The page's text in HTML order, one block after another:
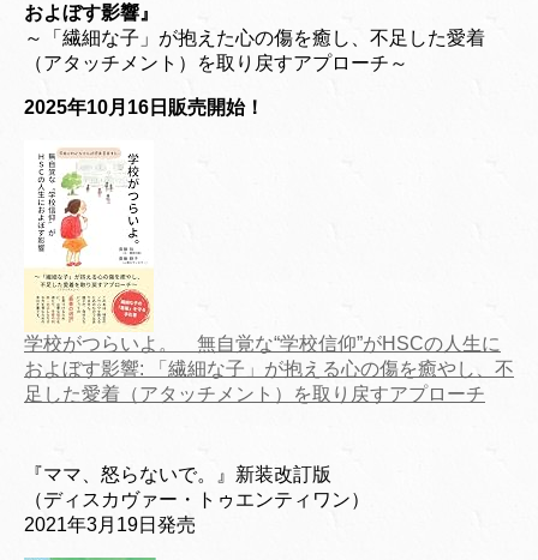
およぼす影響』
～「繊細な子」が抱えた心の傷を癒し、不足した愛着
（アタッチメント）を取り戻すアプローチ～
2025年10月16日販売開始！
学校がつらいよ。 無自覚な“学校信仰”がHSCの人生に
およぼす影響: 「繊細な子」が抱える心の傷を癒やし、不
足した愛着（アタッチメント）を取り戻すアプローチ
『ママ、怒らないで。』新装改訂版
（ディスカヴァー・トゥエンティワン）
2021年3月19日発売